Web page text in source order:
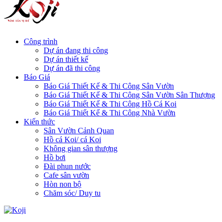
Công trình
Dự án đang thi công
Dự án thiết kế
Dự án đã thi công
Báo Giá
Báo Giá Thiết Kế & Thi Công Sân Vườn
Báo Giá Thiết Kế & Thi Công Sân Vườn Sân Thượng
Báo Giá Thiết Kế & Thi Công Hồ Cá Koi
Báo Giá Thiết Kế & Thi Công Nhà Vườn
Kiến thức
Sân Vườn Cảnh Quan
Hồ cá Koi/ cá Koi
Không gian sân thượng
Hồ bơi
Đài phun nước
Cafe sân vườn
Hòn non bộ
Chăm sóc/ Duy tu